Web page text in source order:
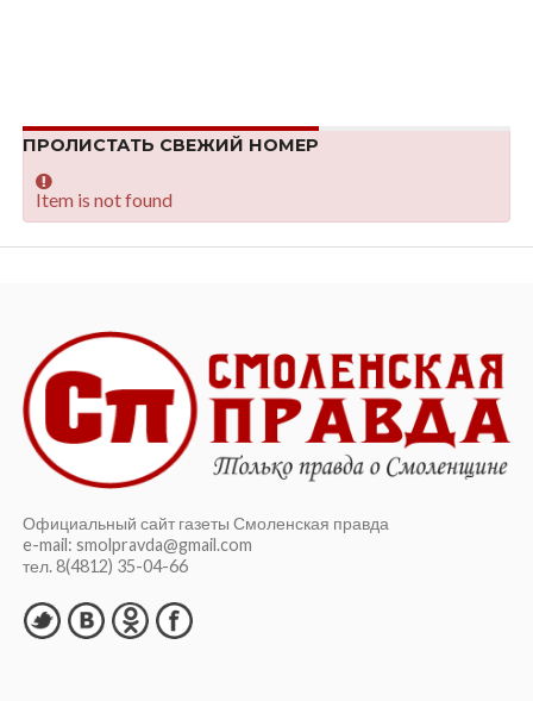
ПРОЛИСТАТЬ СВЕЖИЙ НОМЕР
Item is not found
Официальный сайт газеты Смоленская правда
e-mail: smolpravda@gmail.com
тел. 8(4812) 35-04-66